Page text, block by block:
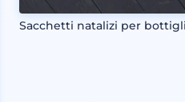
Sacchetti natalizi per